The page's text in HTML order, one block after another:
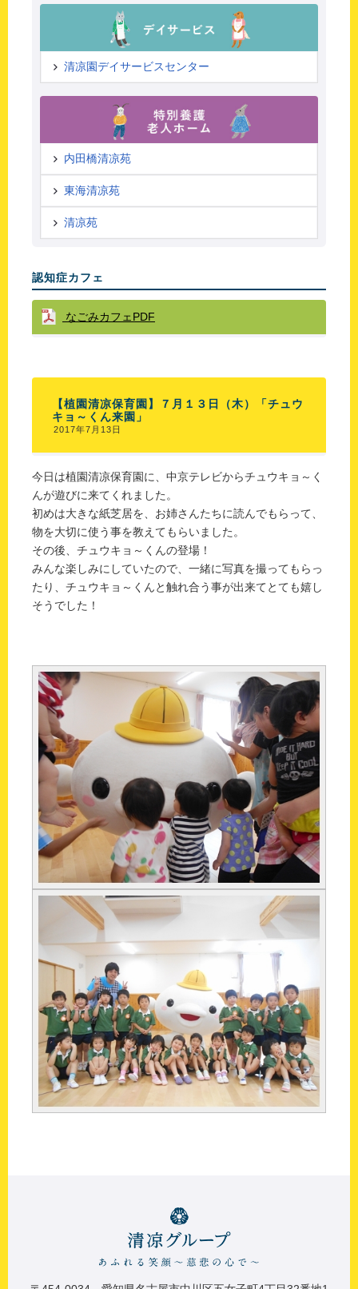
清凉園デイサービスセンター
内田橋清凉苑
東海清凉苑
清凉苑
認知症カフェ
なごみカフェPDF
【植園清凉保育園】７月１３日（木）「チュウ
キョ～くん来園」
2017年7月13日
今日は植園清凉保育園に、中京テレビからチュウキョ～く
んが遊びに来てくれました。
初めは大きな紙芝居を、お姉さんたちに読んでもらって、
物を大切に使う事を教えてもらいました。
その後、チュウキョ～くんの登場！
みんな楽しみにしていたので、一緒に写真を撮ってもらっ
たり、チュウキョ～くんと触れ合う事が出来てとても嬉し
そうでした！